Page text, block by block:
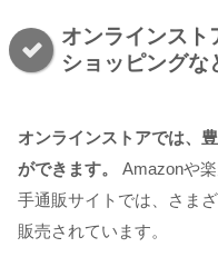
オンラインス
ショッピングな
オンラインストアでは、
ができます。
Amazonや
手通販サイトでは、さま
販売されています。